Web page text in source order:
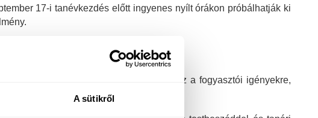
A sütikről
17-i tanévkezdés előtt ingyenes nyílt órákon próbálhatják ki
ez pedig nem csak válasz a fogyasztói igényekre,